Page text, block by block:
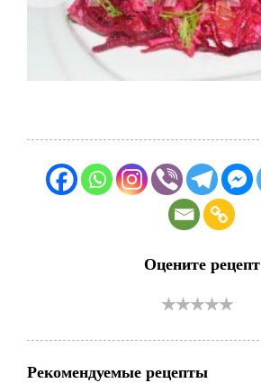
Оцените рецепт
Рекомендуемые рецепты